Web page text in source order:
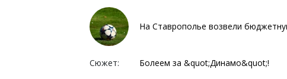
На Ставрополье возвели
Сюжет: Болеем за &quot;Динамо&quot;!